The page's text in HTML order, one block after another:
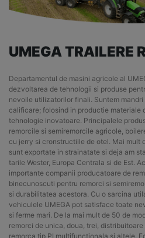
UMEGA TRAILERE
Departamentul de masini agricole al
dezvoltarea de tehnologii si produse
nevoile utilizatorilor finali. Suntem
calificare; folosind in productie materiale
tehnologie inovatoare. Principalele
remorcile si semiremorcile agricole,
cu jerry si cronstructiile de otel. Mai mult
sunt exportate in strainatate si deja am
tarile Wester, Europa Centrala si de Est.
importante companii producatoare de
binecunoscuti pentru remorci si
si durabilitatea acestora. Cu o sarcina
vehiculele UMEGA pot satisface toate
si ferme mari. De la mai mult de 50 de
remorci de unica, doua, trei,
remorca tip PI multifunctionala si altele.